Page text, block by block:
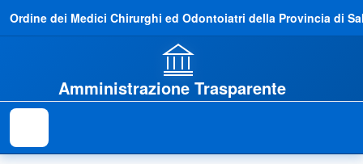
Ordine dei Medici Chirurghi ed Odontoiatri della Provincia di
Amministrazione Trasparente